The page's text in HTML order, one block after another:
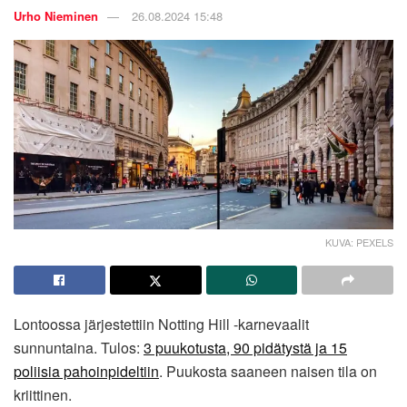
Urho Nieminen 26.08.2024 15:48
KUVA: PEXELS
Lontoossa järjestettiin Notting Hill -karnevaalit
sunnuntaina. Tulos: 3 puukotusta, 90 pidätystä ja 15
poliisia pahoinpideltiin. Puukosta saaneen naisen tila on
kriittinen.